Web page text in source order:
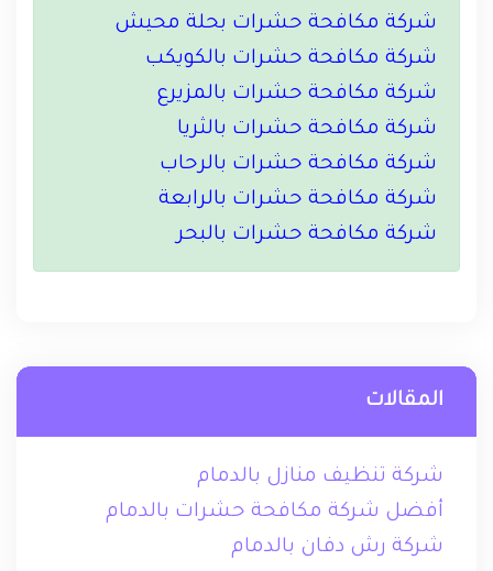
شركة مكافحة حشرات بحلة محيش
شركة مكافحة حشرات بالكويكب
شركة مكافحة حشرات بالمزيرع
شركة مكافحة حشرات بالثريا
شركة مكافحة حشرات بالرحاب
شركة مكافحة حشرات بالرابعة
شركة مكافحة حشرات بالبحر
المقالات
شركة تنظيف منازل بالدمام
أفضل شركة مكافحة حشرات بالدمام
شركة رش دفان بالدمام